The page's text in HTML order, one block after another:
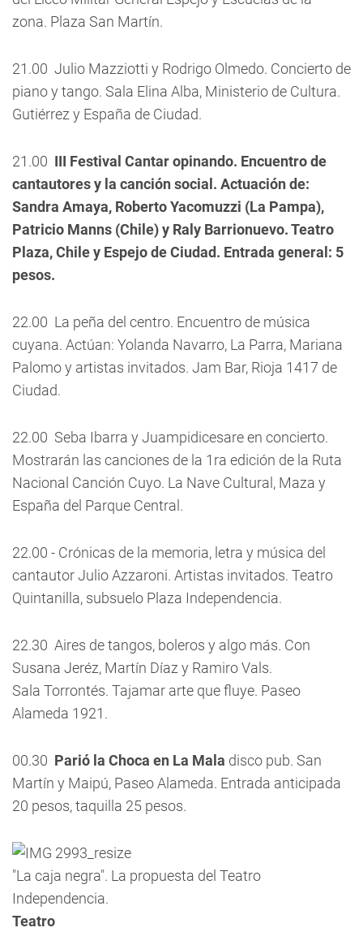
zona. Plaza San Martín.
21.00  Julio Mazziotti y Rodrigo Olmedo. Concierto de
piano y tango. Sala Elina Alba, Ministerio de Cultura.
Gutiérrez y España de Ciudad.
21.00  III Festival Cantar opinando. Encuentro de
cantautores y la canción social. Actuación de:
Sandra Amaya, Roberto Yacomuzzi (La Pampa),
Patricio Manns (Chile) y Raly Barrionuevo. Teatro
Plaza, Chile y Espejo de Ciudad. Entrada general: 5
pesos.
22.00  La peña del centro. Encuentro de música
cuyana. Actúan: Yolanda Navarro, La Parra, Mariana
Palomo y artistas invitados. Jam Bar, Rioja 1417 de
Ciudad.
22.00  Seba Ibarra y Juampidicesare en concierto.
Mostrarán las canciones de la 1ra edición de la Ruta
Nacional Canción Cuyo. La Nave Cultural, Maza y
España del Parque Central.
22.00 - Crónicas de la memoria, letra y música del
cantautor Julio Azzaroni. Artistas invitados. Teatro
Quintanilla, subsuelo Plaza Independencia.
22.30  Aires de tangos, boleros y algo más. Con
Susana Jeréz, Martín Díaz y Ramiro Vals.
Sala Torrontés. Tajamar arte que fluye. Paseo
Alameda 1921.
00.30  Parió la Choca en La Mala disco pub. San
Martín y Maipú, Paseo Alameda. Entrada anticipada
20 pesos, taquilla 25 pesos.
"La caja negra". La propuesta del Teatro
Independencia.
Teatro